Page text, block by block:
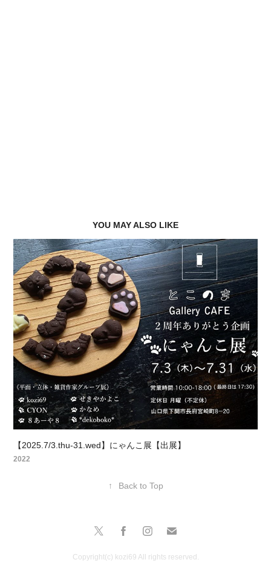
YOU MAY ALSO LIKE
【2025.7/3.thu-31.wed】にゃんこ展【出展】
2022
↑ Back to Top
Copyright(c) kozi69 All rights reserved.